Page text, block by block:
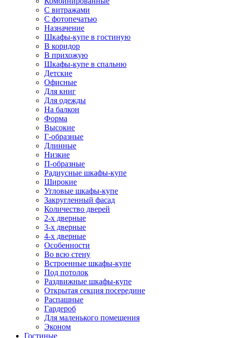
С витражами
С фотопечатью
Назначение
Шкафы-купе в гостиную
В коридор
В прихожую
Шкафы-купе в спальню
Детские
Офисные
Для книг
Для одежды
На балкон
Форма
Высокие
Г-образные
Длинные
Низкие
П-образные
Радиусные шкафы-купе
Широкие
Угловые шкафы-купе
Закругленный фасад
Количество дверей
2-х дверные
3-х дверные
4-х дверные
Особенности
Во всю стену
Встроенные шкафы-купе
Под потолок
Раздвижные шкафы-купе
Открытая секция посередине
Распашные
Гардероб
Для маленького помещения
Эконом
Гостиные